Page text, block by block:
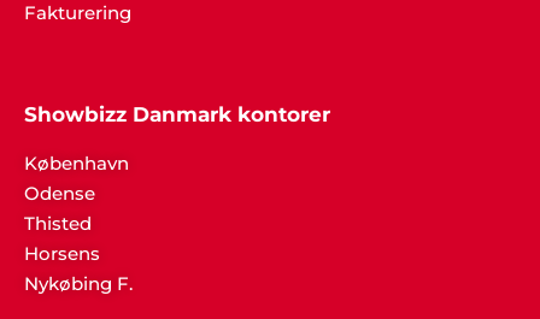
Fakturering
Showbizz Danmark kontorer
København
Odense
Thisted
Horsens
Nykøbing F.